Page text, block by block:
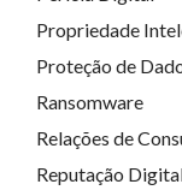
Propriedade
Proteção de
Ransomware
Relações de
Reputação